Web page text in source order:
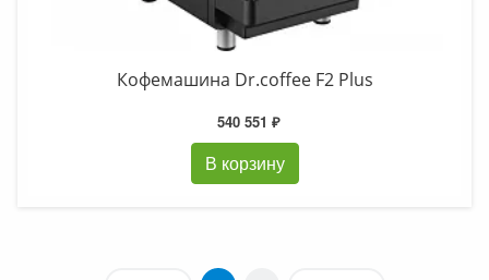
Кофемашина Dr.coffee F2 Plus
540 551 ₽
В корзину